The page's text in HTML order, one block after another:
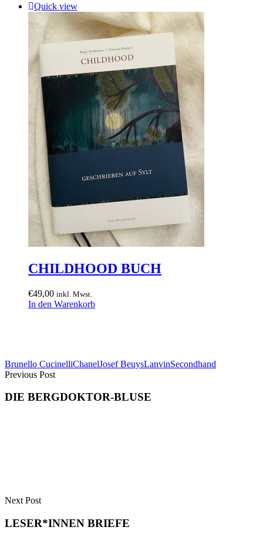
Quick view
CHILDHOOD BUCH
€49,00 inkl. Mwst.
In den Warenkorb
Brunello CucinelliChanelJosef BeuysLanvinSecondhand
Previous Post
DIE BERGDOKTOR-BLUSE
Next Post
LESER*INNEN BRIEFE